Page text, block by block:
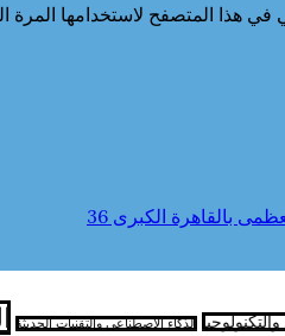
في هذا المتصفح لاستخدامها المرة
بالقاهرة الكبرى 36
الذكاء الاصطناعي والتقنيات الحديثة